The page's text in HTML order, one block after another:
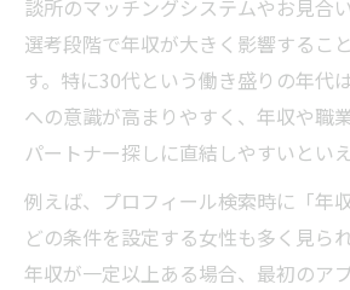
30代男性の年収以外の魅
るコツ
年収300万台で結婚を叶えるた
結婚相談所で30代年収300
れる工夫
30代男性年収とプロフィ
ト
談所のマッチングシステムやお見合
選考段階で年収が大きく影響するこ
す。特に30代という働き盛りの年代
への意識が高まりやすく、年収や職
パートナー探しに直結しやすいといえ
例えば、プロフィール検索時に「年
どの条件を設定する女性も多く見ら
年収が一定以上ある場合、最初のア